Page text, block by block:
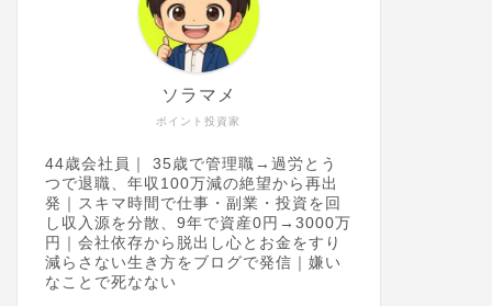
ポイント投資家
ソラマメ
44歳会社員｜ 35歳で管理職→過労とう
つで退職、年収100万減の絶望から再出
発｜スキマ時間で仕事・副業・投資を回
し収入源を分散、9年で資産0円→3000万
円｜会社依存から脱出し心とお金をすり
減らさない生き方をブログで発信｜嫌い
なことで死なない